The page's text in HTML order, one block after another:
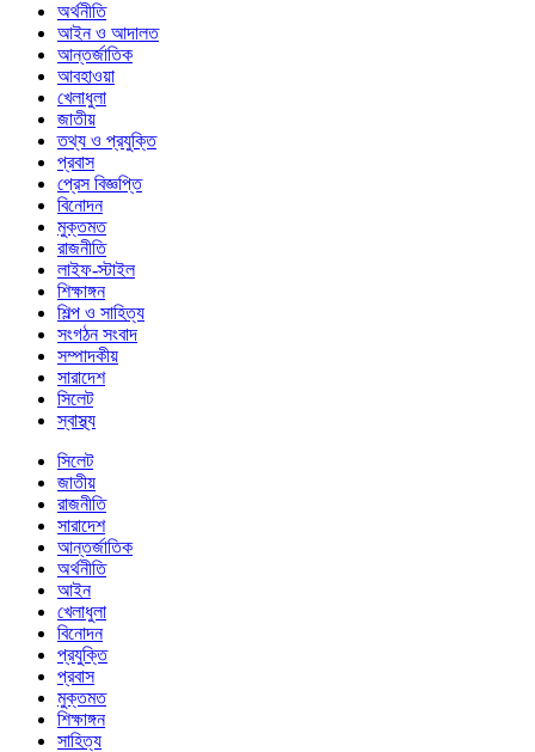
অর্থনীতি
আইন ও আদালত
আন্তর্জাতিক
আবহাওয়া
খেলাধুলা
জাতীয়
তথ্য ও প্রযুক্তি
প্রবাস
প্রেস বিজ্ঞপ্তি
বিনোদন
মুক্তমত
রাজনীতি
লাইফ-স্টাইল
শিক্ষাঙ্গন
শিল্প ও সাহিত্য
সংগঠন সংবাদ
সম্পাদকীয়
সারাদেশ
সিলেট
স্বাস্থ্য
সিলেট
জাতীয়
রাজনীতি
সারাদেশ
আন্তর্জাতিক
অর্থনীতি
আইন
খেলাধুলা
বিনোদন
প্রযুক্তি
প্রবাস
মুক্তমত
শিক্ষাঙ্গন
সাহিত্য